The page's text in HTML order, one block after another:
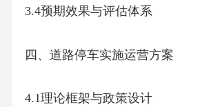
3.4预期效果与评估体系
四、道路停车实施运营方案
4.1理论框架与政策设计